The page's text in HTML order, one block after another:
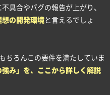
具合やバグの報告が上がり、
想の開発環境と言えるでしょ
ちろんこの要件を満たしていま
強み」を、ここから詳しく解説